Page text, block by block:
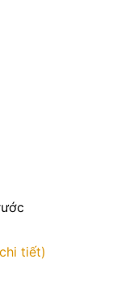
tiết)